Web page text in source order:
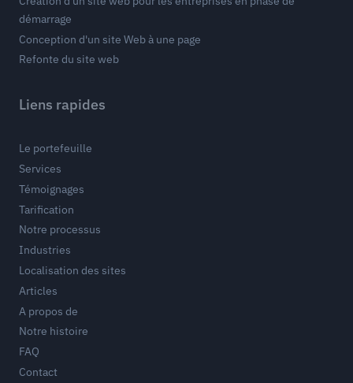
démarrage
Conception d'un site Web à une page
Refonte du site web
Liens rapides
Le portefeuille
Services
Témoignages
Tarification
Notre processus
Industries
Localisation des sites
Articles
A propos de
Notre histoire
FAQ
Contact